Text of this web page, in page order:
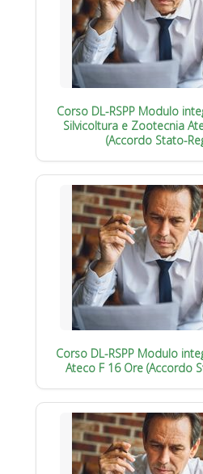
Corso DL-RSPP Modulo
Silvicoltura e Zootecnia
(Accordo Stato-
Corso DL-RSPP Modulo
Ateco F 16 Ore (Accordo